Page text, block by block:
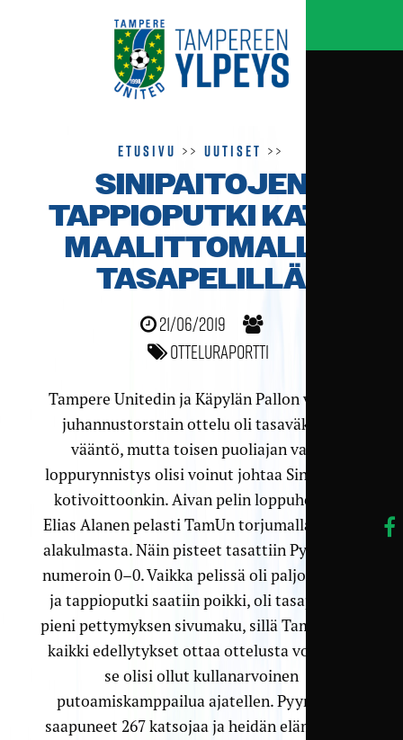
Etusivu >>Uutiset >>
SINIPAITOJEN
TAPPIO­PUTKI KATKI
MAALITTOMALLA
TASA­PELILLÄ
21/06/2019
Otteluraportti
Tampere Unitedin ja Käpylän Pallon välinen
juhannustorstain ottelu oli tasaväkinen
vääntö, mutta toisen puoliajan vahva
loppurynnistys olisi voinut johtaa Sinipaidat
kotivoittoonkin. Aivan pelin loppuhetkillä
Elias Alanen pelasti TamUn torjumalla pilkun
alakulmasta. Näin pisteet tasattiin Pyynikillä
numeroin 0–0. Vaikka pelissä oli paljon hyvää
ja tappioputki saatiin poikki, oli tasapelissä
pieni pettymyksen sivumaku, sillä TamUlla oli
kaikki edellytykset ottaa ottelusta voitto, ja
se olisi ollut kullanarvoinen
putoamiskamppailua ajatellen. Pyynikille
saapuneet 267 katsojaa ja heidän elämisensä